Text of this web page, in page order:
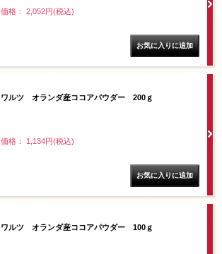
価格： 2,052円(税込)
ワルツ オランダ産ココアパウダー 200ｇ
価格： 1,134円(税込)
ワルツ オランダ産ココアパウダー 100ｇ